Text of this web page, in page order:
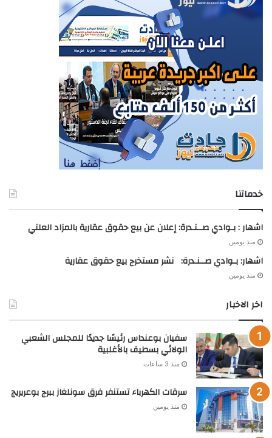
خدماتنا
اشهار : بـوادي صــنـدرة: إعلان عن بيع حقوق عقارية بالمزاد العلني
منذ يومين
اشهار: بـوادي صــنـدرة: نشر مستخرج بيع حقوق عقارية
منذ يومين
اخر الاخبار
سفيان بوعنداس رئيسًا جديدًا للمجلس الشعبي
الولائي بسطيف بالأغلبية
منذ 3 ساعات
سرقات الكهرباء تستنفر فرق سونلغاز ببرج بوعريريج
منذ يومين